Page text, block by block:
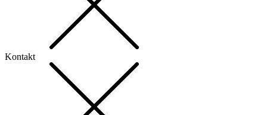
Kontakt